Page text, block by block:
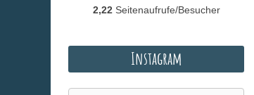
2,22 Seitenaufrufe/Besucher
Instagram